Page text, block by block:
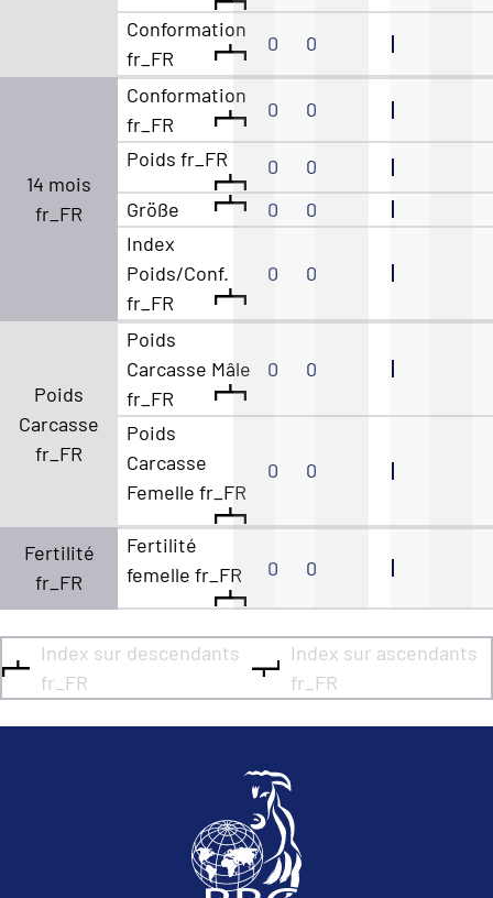
Conformation
fr_FR
0 0
14 mois
fr_FR
Conformation
fr_FR
0 0
Poids fr_FR 0
0
Größe
0
0
Index
Poids/Conf.
fr_FR
0 0
Poids
Carcasse
fr_FR
Poids
Carcasse Mâle
fr_FR
0 0
Poids
Carcasse
Femelle fr_FR
0 0
Fertilité
fr_FR
Fertilité
femelle fr_FR
0 0
Index sur descendants
fr_FR
Index sur ascendants
fr_FR